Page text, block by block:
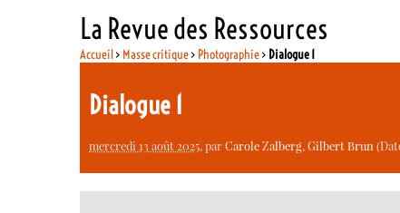
La Revue des Ressources
Accueil> Masse critique> Photographie> Dialogue 1
Dialogue 1
mercredi 13 août 2025, parCarole Zalberg,Gilbert Brun